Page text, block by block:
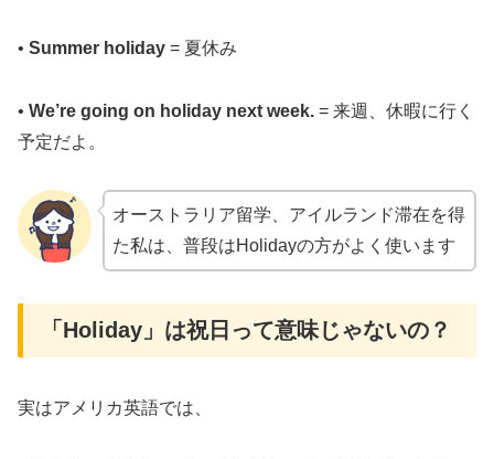
• Summer holiday = 夏休み
• We’re going on holiday next week. = 来週、休暇に行く
予定だよ。
オーストラリア留学、アイルランド滞在を得
た私は、普段はHolidayの方がよく使います
「Holiday」は祝日って意味じゃないの？
実はアメリカ英語では、